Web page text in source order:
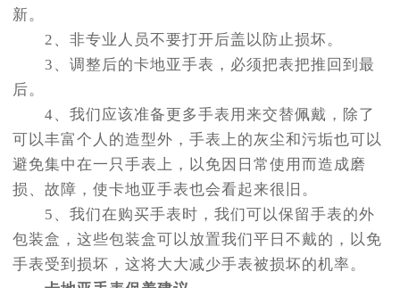
新。
2、非专业人员不要打开后盖以防止损坏。
3、调整后的卡地亚手表，必须把表把推回到最
后。
4、我们应该准备更多手表用来交替佩戴，除了
可以丰富个人的造型外，手表上的灰尘和污垢也可以
避免集中在一只手表上，以免因日常使用而造成磨
损、故障，使卡地亚手表也会看起来很旧。
5、我们在购买手表时，我们可以保留手表的外
包装盒，这些包装盒可以放置我们平日不戴的，以免
手表受到损坏，这将大大减少手表被损坏的机率。